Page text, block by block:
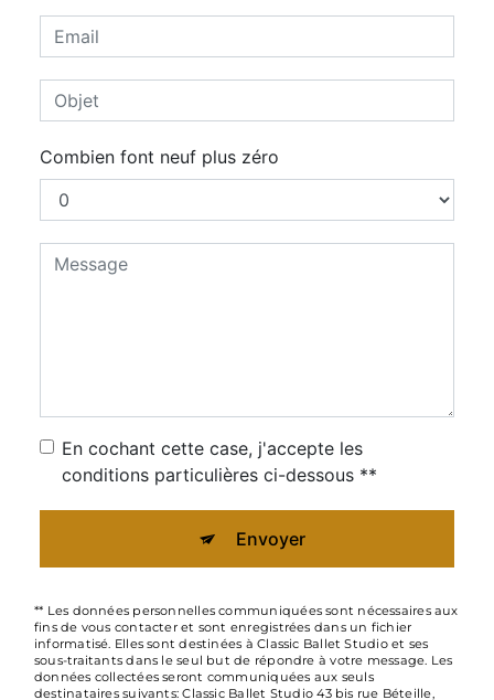
Combien font neuf plus zéro
En cochant cette case, j'accepte les
conditions particulières ci-dessous **
Envoyer
** Les données personnelles communiquées sont nécessaires aux
fins de vous contacter et sont enregistrées dans un fichier
informatisé. Elles sont destinées à Classic Ballet Studio et ses
sous-traitants dans le seul but de répondre à votre message. Les
données collectées seront communiquées aux seuls
destinataires suivants: Classic Ballet Studio 43 bis rue Béteille,